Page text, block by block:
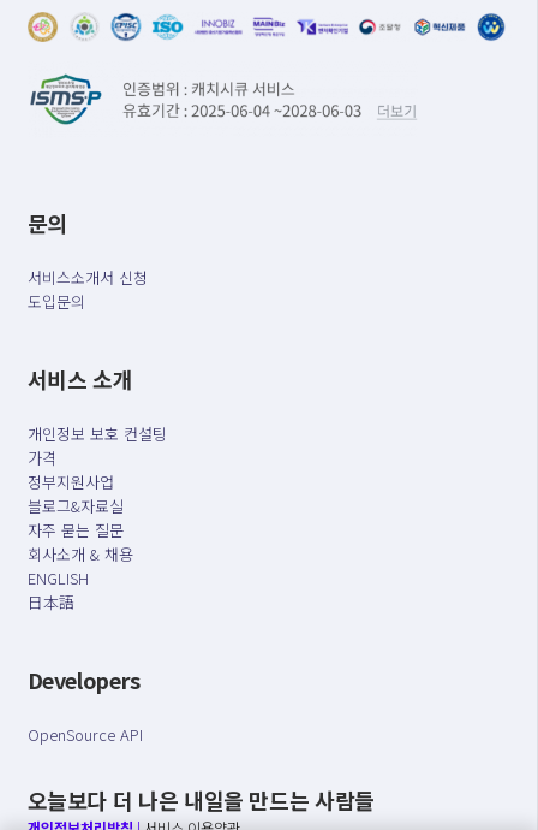
문의
서비스소개서 신청
도입문의
서비스 소개
개인정보 보호 컨설팅
가격
정부지원사업
블로그&자료실
자주 묻는 질문
회사소개 & 채용
ENGLISH
日本語
Developers
OpenSource API
오늘보다 더 나은 내일을 만드는 사람들